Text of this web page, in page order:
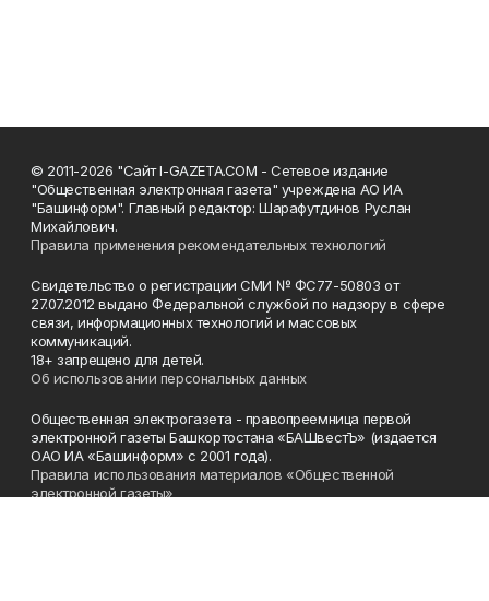
© 2011-2026 "Сайт I-GAZETA.COM - Сетевое издание
"Общественная электронная газета" учреждена АО ИА
"Башинформ". Главный редактор: Шарафутдинов Руслан
Михайлович.
Правила применения рекомендательных технологий
Свидетельство о регистрации СМИ № ФС77-50803 от
27.07.2012 выдано Федеральной службой по надзору в сфере
связи, информационных технологий и массовых
коммуникаций.
18+ запрещено для детей.
Об использовании персональных данных
Общественная электрогазета - правопреемница первой
электронной газеты Башкортостана «БАШвестЪ» (издается
ОАО ИА «Башинформ» с 2001 года).
Правила использования материалов «Общественной
электронной газеты»